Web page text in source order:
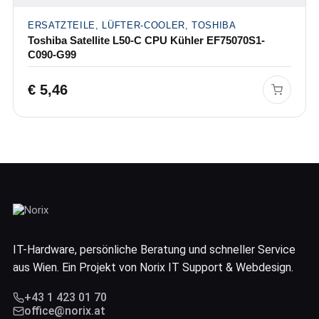
ERSATZTEILE, LÜFTER-COOLER, TOSHIBA
Toshiba Satellite L50-C CPU Kühler EF75070S1-
C090-G99
€5,46
IT-Hardware, persönliche Beratung und schneller Service
aus Wien. Ein Projekt von Norix IT Support & Webdesign.
+43 1 423 01 70
office@norix.at